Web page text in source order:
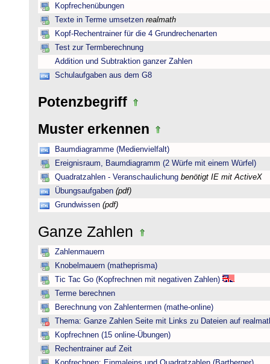
Kopfrechenübungen
Texte in Terme umsetzen realmath
Kopf-Rechentrainer für die 4 Grundrechenarten
Test zur Termberechnung
Addition und Subtraktion ganzer Zahlen
Schulaufgaben aus dem G8
Potenzbegriff
Muster erkennen
Baumdiagramme (Medienvielfalt)
Ereignisraum, Baumdiagramm (2 Würfe mit einem Würfel)
Quadratzahlen - Veranschaulichung benötigt IE mit ActiveX
Übungsaufgaben (pdf)
Grundwissen (pdf)
Ganze Zahlen
Zahlenmauern
Knobelmauern (matheprisma)
Tic Tac Go (Kopfrechnen mit negativen Zahlen)
Terme berechnen
Berechnung von Zahlentermen (mathe-online)
Thema: Ganze Zahlen Seite mit Links zu Dateien auf
Kopfrechnen (15 online-Übungen)
Rechentrainer auf Zeit